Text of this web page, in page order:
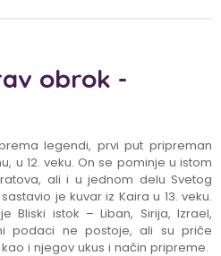
obrok -
legendi, prvi put pripreman
u 12. veku. On se pominje u istom
ali i u jednom delu Svetog
je kuvar iz Kaira u 13. veku.
Bliski istok – Liban, Sirija, Izrael,
podaci ne postoje, ali su priče
i njegov ukus i način pripreme.